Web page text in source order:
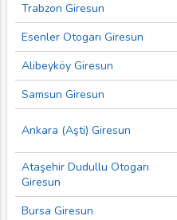
Trabzon Giresun
Esenler Otogarı Giresun
Alibeyköy Giresun
Samsun Giresun
Ankara (Aşti) Giresun
Ataşehir Dudullu Otogarı
Giresun
Bursa Giresun